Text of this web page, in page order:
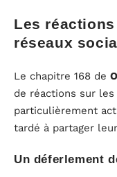
Les
réseaux
Le chapitre 168 de
de réactions sur les
particulièrement
tardé à partager
Un déferlement